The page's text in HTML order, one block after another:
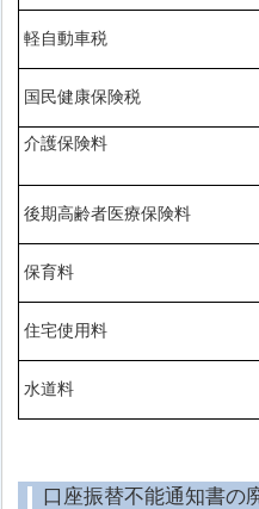
軽自動車税
国民健康保険税
介護保険
後期高齢者医療保険料
保育料
住宅使用料
水道料
口座振替不能通知書の